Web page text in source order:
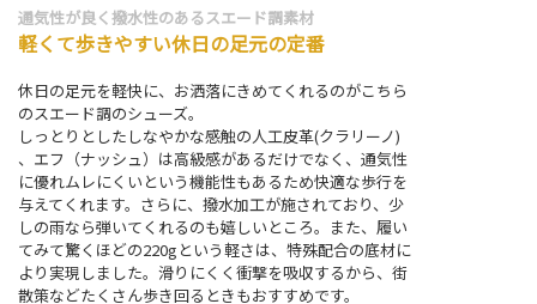
通気性が良く撥水性のあるスエード調素材
軽くて歩きやすい休日の足元の定番
休日の足元を軽快に、お洒落にきめてくれるのがこちら
のスエード調のシューズ。
しっとりとしたしなやかな感触の人工皮革(クラリーノ)
、エフ（ナッシュ）は高級感があるだけでなく、通気性
に優れムレにくいという機能性もあるため快適な歩行を
与えてくれます。さらに、撥水加工が施されており、少
しの雨なら弾いてくれるのも嬉しいところ。また、履い
てみて驚くほどの220gという軽さは、特殊配合の底材に
より実現しました。滑りにくく衝撃を吸収するから、街
散策などたくさん歩き回るときもおすすめです。